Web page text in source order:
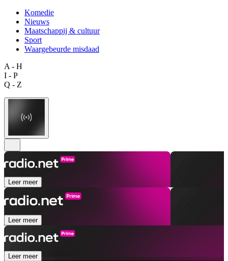
Komedie
Nieuws
Maatschappij & cultuur
Sport
Waargebeurde misdaad
A - H
I - P
Q - Z
Leer meer
Leer meer
Leer meer